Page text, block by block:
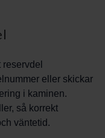
eller skickar
i kaminen.
så korrekt
väntetid.